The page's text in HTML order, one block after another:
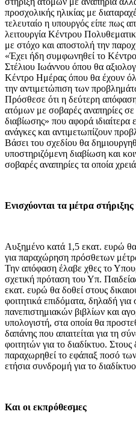
προσχολικής ηλικίας με
τελευταίο η υπουργός είπε πως
λειτουργία Κέντρου
με στόχο και αποστολή την
«Έχει ήδη συμφωνηθεί το
Στέλιου Ιωάννου όπου θα
Κέντρο Ημέρας όπου θα έχουν
την αντιμετώπιση των
Πρόσθεσε ότι η δεύτερη
ατόμων με σοβαρές αναπηρίες
διαβίωσης» που αφορά ιδιαίτερα
ανάγκες και αντιμετωπίζουν
Βάσει του σχεδίου θα
υποστηριζόμενη διαβίωση και
σοβαρές αναπηρίες τα οποία
Ενισχύονται τα μέτρα
Αυξημένο κατά 1,5 εκατ. ευρώ θα
για παραχώρηση πρόσθετων
Την απόφαση έλαβε χθες το
σχετική πρόταση του Υπ.
εκατ. ευρώ θα δοθεί στους
φοιτητικά επιδόματα, δηλαδή
πανεπιστημιακών βιβλίων και
υπολογιστή, στα οποία θα
δαπάνης που απαιτείται για τη
φοιτητών για το διαδίκτυο.
παραχωρηθεί το εφάπαξ ποσό
ετήσια συνδρομή για το
Και οι εκπρόθεσμες